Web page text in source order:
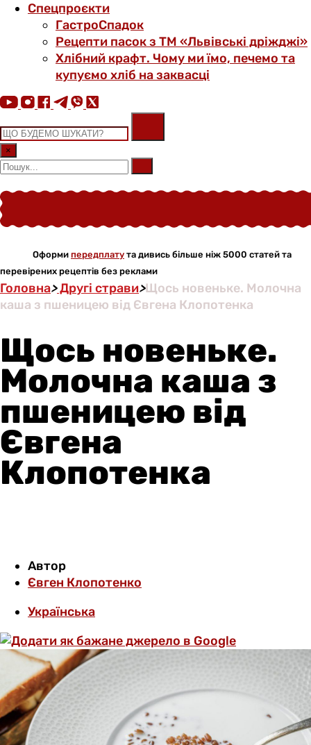
Спецпроєкти
ГастроСпадок
Рецепти пасок з ТМ «Львівські дріжджі»
Хлібний крафт. Чому ми їмо, печемо та
купуємо хліб на заквасці
×
Оформи передплату та дивись більше ніж 5000 статей та
перевірених рецептів без реклами
Головна>Другі страви>Щось новеньке. Молочна
каша з пшеницею від Євгена Клопотенка
Щось новеньке.
Молочна каша з
пшеницею від
Євгена
Клопотенка
Автор
Євген Клопотенко
Українська